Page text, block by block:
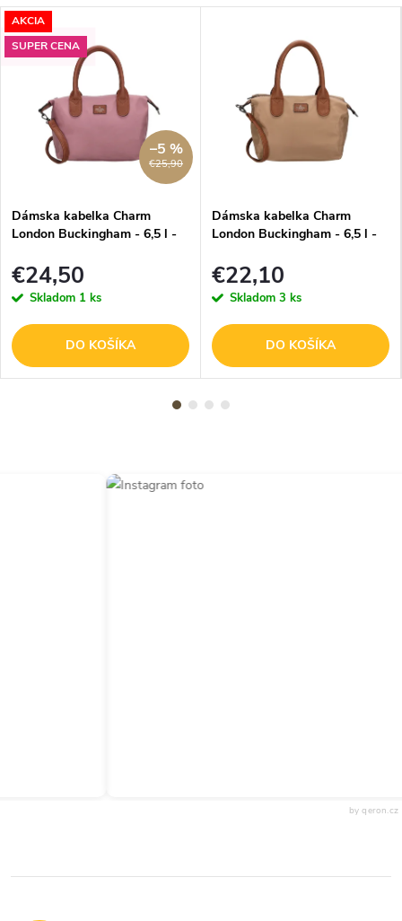
AKCIA
SUPER CENA
€25,90
–5 %
Dámska kabelka Charm
London Buckingham - 6,5 l -
€24,50
Skladom 1 ks
DO KOŠÍKA
Dámska kabelka Charm
London Buckingham - 6,5 l -
€22,10
Skladom 3 ks
DO KOŠÍKA
by qeron.cz